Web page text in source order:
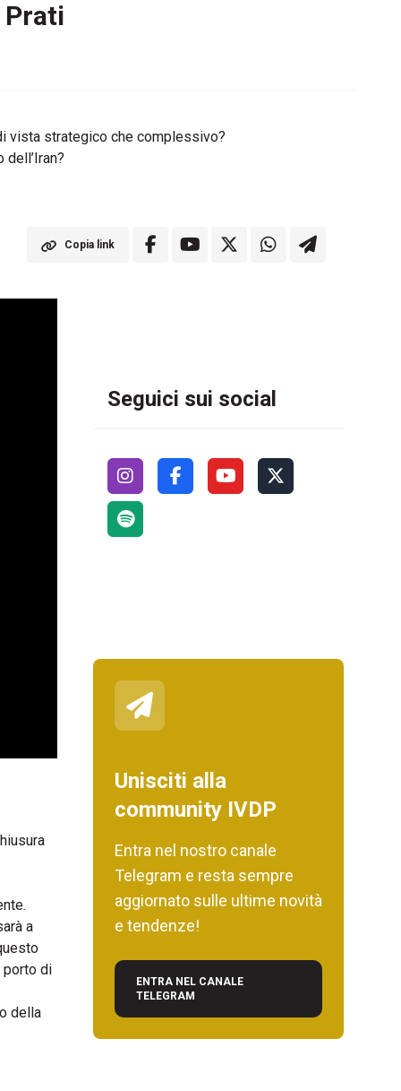
Prati
vista strategico che complessivo?
Copia link
a
porto di
della
Seguici sui social
Unisciti alla
community IVDP
Entra nel nostro canale
Telegram e resta sempre
aggiornato sulle ultime novità
e tendenze!
ENTRA NEL CANALE
TELEGRAM